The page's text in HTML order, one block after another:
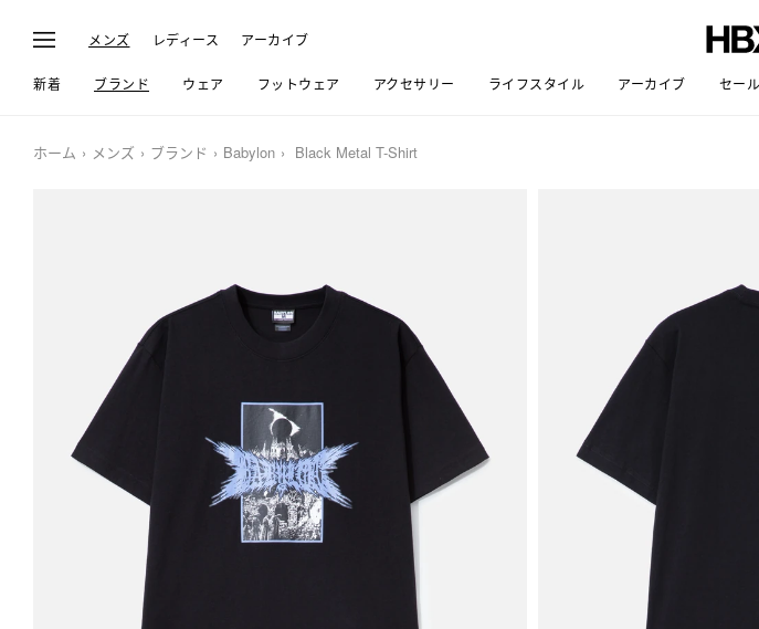
メンズ レディース アーカイブ
新着 ブランド ウェア フットウェア アクセサリー ライフスタイル アーカイブ セール
ホーム メンズ ブランド Babylon Black Metal T-Shirt